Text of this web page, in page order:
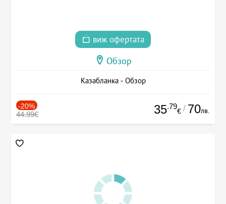
виж офертата
Обзор
Казабланка - Обзор
-20%
44.99€ 35.79
€ / 70лв.